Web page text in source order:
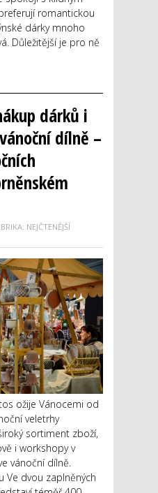
romantickou
dárky mnoho
Důležitější je pro ně
dárků i
dílně –
NEJČTENĚJŠÍ
ožije Vánocemi od
veletrhy
sortiment zboží,
i workshopy v
vánoční dílně.
Ve dvou zaplněných